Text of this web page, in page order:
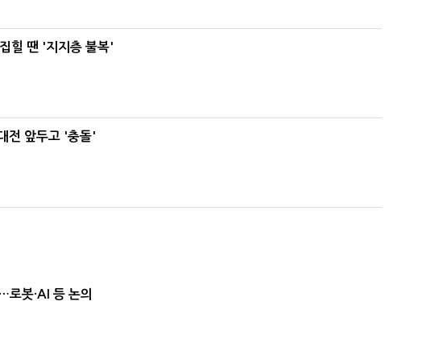
힐 땐 '지지층 불복'
전 앞두고 '충돌'
로봇·AI 등 논의